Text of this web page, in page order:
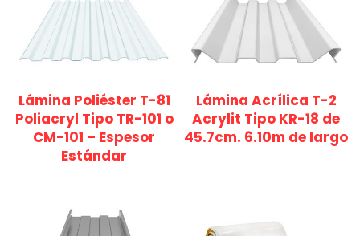
Lámina Poliéster T-81
Poliacryl Tipo TR-101 o
CM-101 – Espesor
Estándar
Lámina Acrílica T-2
Acrylit Tipo KR-18 de
45.7cm. 6.10m de largo